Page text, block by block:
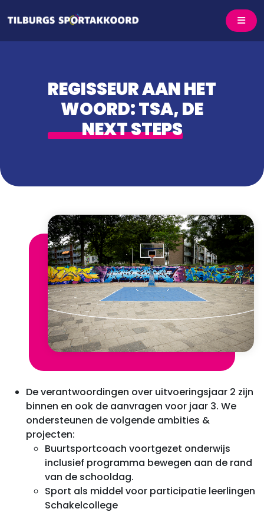
REGISSEUR AAN HET
WOORD: TSA, DE
NEXT STEPS
De verantwoordingen over uitvoeringsjaar 2 zijn
binnen en ook de aanvragen voor jaar 3. We
ondersteunen de volgende ambities &
projecten:
Buurtsportcoach voortgezet onderwijs
inclusief programma bewegen aan de rand
van de schooldag.
Sport als middel voor participatie leerlingen
Schakelcollege